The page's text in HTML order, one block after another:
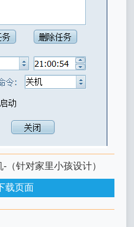
（针对家里小孩设计）
载页面